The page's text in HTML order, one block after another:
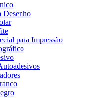
Desenho
para Impressão